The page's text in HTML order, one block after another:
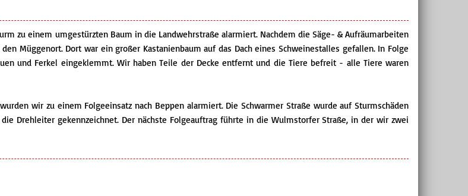
zu einem umgestürzten Baum in die Landwehrstraße alarmiert. Nachdem die Säge- & Aufräumarbeiten
Müggenort. Dort war ein großer Kastanienbaum auf das Dach eines Schweinestalles gefallen. In Folge
und Ferkel eingeklemmt. Wir haben Teile der Decke entfernt und die Tiere befreit - alle Tiere waren
wir zu einem Folgeeinsatz nach Beppen alarmiert. Die Schwarmer Straße wurde auf Sturmschäden
Drehleiter gekennzeichnet. Der nächste Folgeauftrag führte in die Wulmstorfer Straße, in der wir zwei